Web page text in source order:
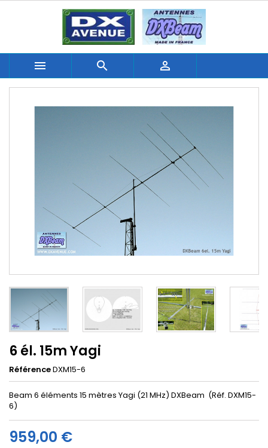
  
6 él. 15m Yagi
RéférenceDXM15-6
Beam 6 éléments 15 mètres Yagi (21 MHz) DXBeam (Réf. DXM15-
6)
959,00 €